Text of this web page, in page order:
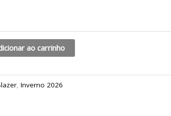
ao carrinho
, Inverno 2026